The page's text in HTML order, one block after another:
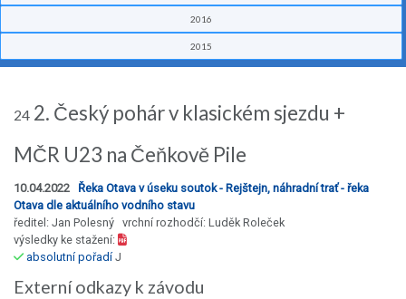
2016
2015
24 2. Český pohár v klasickém sjezdu +
MČR U23 na Čeňkově Pile
10.04.2022 Řeka Otava v úseku soutok - Rejštejn, náhradní trať - řeka
Otava dle aktuálního vodního stavu
ředitel: Jan Polesný vrchní rozhodčí: Luděk Roleček
výsledky ke stažení:
absolutní pořadíJ
Externí odkazy k závodu